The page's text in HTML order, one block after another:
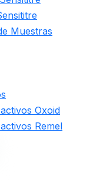
Muestras
Oxoid
Remel